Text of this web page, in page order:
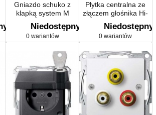
Gniazdo schuko z
klapką system M
Niedostępny
0 wariantów
Płytka centralna ze
złączem głośnika Hi-
Fi, system M
Niedostępny
0 wariantów